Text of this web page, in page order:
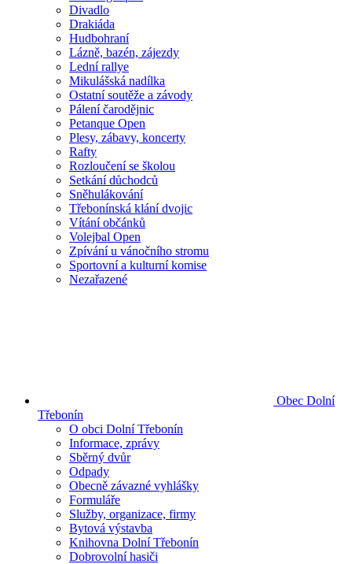
Divadlo
Drakiáda
Hudbohraní
Lázně, bazén, zájezdy
Lední rallye
Mikulášská nadílka
Ostatní soutěže a závody
Pálení čarodějnic
Petanque Open
Plesy, zábavy, koncerty
Rafty
Rozloučení se školou
Setkání důchodců
Sněhulákování
Třebonínská klání dvojic
Vítání občánků
Volejbal Open
Zpívání u vánočního stromu
Sportovní a kulturní komise
Nezařazené
Obec Dolní
Třebonín
O obci Dolní Třebonín
Informace, zprávy
Sběrný dvůr
Odpady
Obecně závazné vyhlášky
Formuláře
Služby, organizace, firmy
Bytová výstavba
Knihovna Dolní Třebonín
Dobrovolní hasiči